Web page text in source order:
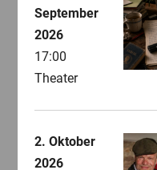
September
2026
17:00
Theater
2. Oktober
2026